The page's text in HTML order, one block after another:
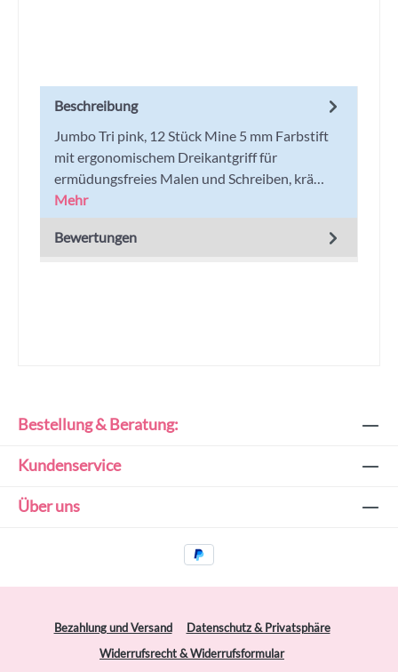
Beschreibung
Jumbo Tri pink, 12 Stück Mine 5 mm Farbstift
mit ergonomischem Dreikantgriff für
ermüdungsfreies Malen und Schreiben, krä…
Mehr
Bewertungen
Bestellung & Beratung:
Kundenservice
Über uns
Bezahlung und Versand
Datenschutz & Privatsphäre
Widerrufsrecht & Widerrufsformular